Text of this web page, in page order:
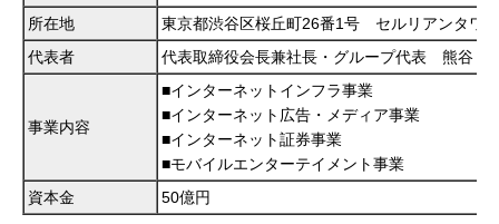
所在地
東京都渋谷区桜丘町26番1号 セルリアンタワー
代表者
代表取締役会長兼社長・グループ代表 熊谷
事業内容
■インターネットインフラ事業
■インターネット広告・メディア事業
■インターネット証券事業
■モバイルエンターテイメント事業
資本金
50億円